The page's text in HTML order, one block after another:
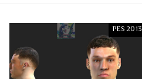
PES 2013